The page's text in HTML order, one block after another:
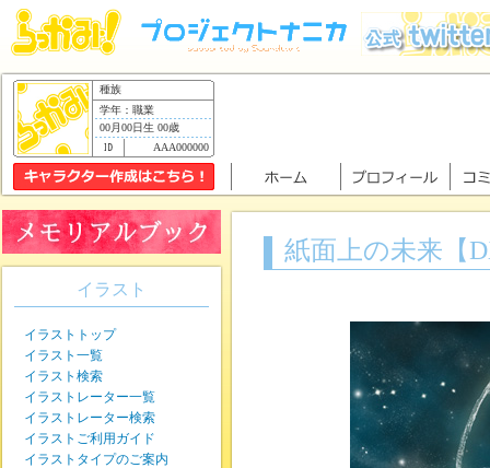
種族
学年：職業
00月00日生 00歳
AAA000000
紙面上の未来【
イラスト
イラストトップ
イラスト一覧
イラスト検索
イラストレーター一覧
イラストレーター検索
イラストご利用ガイド
イラストタイプのご案内